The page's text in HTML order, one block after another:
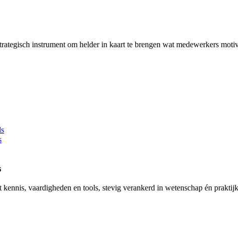
instrument om helder in kaart te brengen wat medewerkers
vaardigheden en tools, stevig verankerd in wetenschap én